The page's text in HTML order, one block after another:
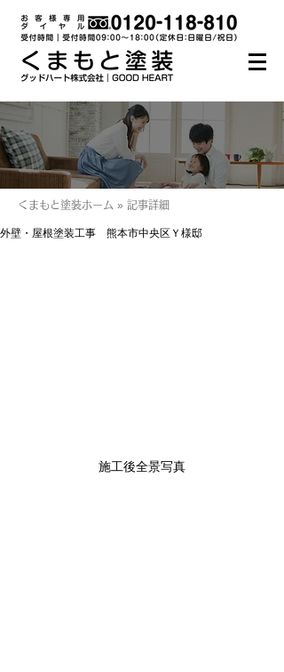
くまもと塗装ホーム » 記事詳細
外壁・屋根塗装工事 熊本市中央区Ｙ様邸
施工後全景写真